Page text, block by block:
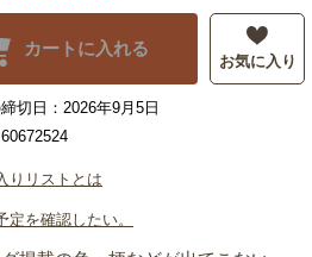
カートに入れる
お気に入り
切日：2026年9月5日
りリストとは
定を確認したい。